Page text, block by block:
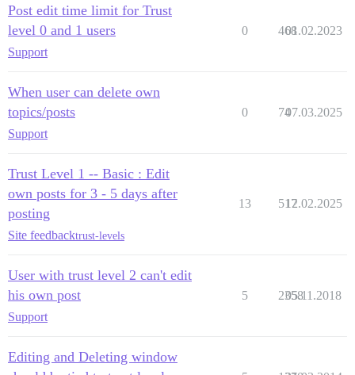
Post edit time limit for Trust
level 0 and 1 users
Support
0 468
01.02.2023
When user can delete own
topics/posts
Support
0 7407.03.2025
Trust Level 1 -- Basic : Edit
own posts for 3 - 5 days after
posting
Site feedbacktrust-levels
13 517
12.02.2025
User with trust level 2 can't edit
his own post
Support
5 2358
05.11.2018
Editing and Deleting window